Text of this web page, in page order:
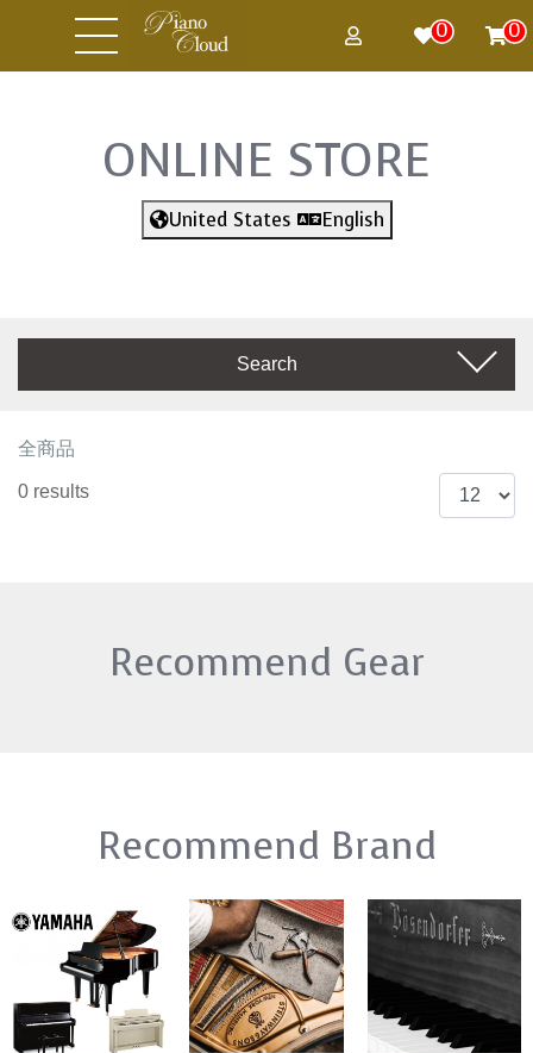
0 0
ONLINE STORE
United States English
Search
全商品
0 results
Recommend Gear
Recommend Brand